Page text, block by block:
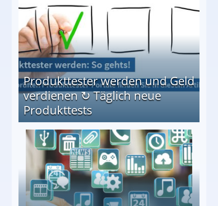
Produkttester werden und Geld
verdienen ↻ Täglich neue
Produkttests
↻ Täglich neue Produkttests